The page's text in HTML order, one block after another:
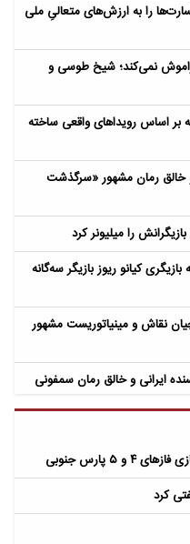
را به ارزش‌های متعالیِ ملی
فقیه بزرگ را فراموش نمی‌کند؛ شیخ طوسی و
بر اساس رویداهای واقعی ساخته
و خالق رمان مشهور «سرگذشت
بازیگری کیانو ریوز بازیگر سه‌گانه
نقاش و مینیاتوریست مشهور
ایرانی و خالق رمان سمفونی
۵ پارس جنوبی
کرد